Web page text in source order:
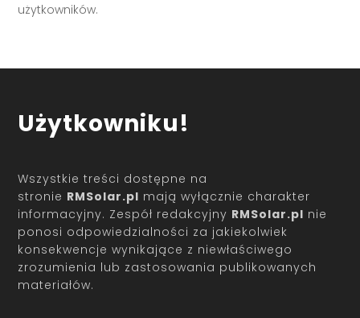
użytkowników.
Użytkowniku!
Wszystkie treści dostępne na
stronie RMSolar.pl mają wyłącznie charakter
informacyjny. Zespół redakcyjny RMSolar.pl nie
ponosi odpowiedzialności za jakiekolwiek
konsekwencje wynikające z niewłaściwego
zrozumienia lub zastosowania publikowanych
materiałów.